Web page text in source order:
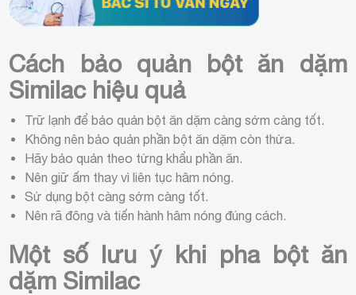
Cách bảo quản bột ăn dặm
Similac hiệu quả
Trữ lạnh để bảo quản bột ăn dặm càng sớm càng tốt.
Không nên bảo quản phần bột ăn dặm còn thừa.
Hãy bảo quản theo từng khẩu phần ăn.
Nên giữ ấm thay vì liên tục hâm nóng.
Sử dụng bột càng sớm càng tốt.
Nên rã đông và tiến hành hâm nóng đúng cách.
Một số lưu ý khi pha bột ăn
dặm Similac